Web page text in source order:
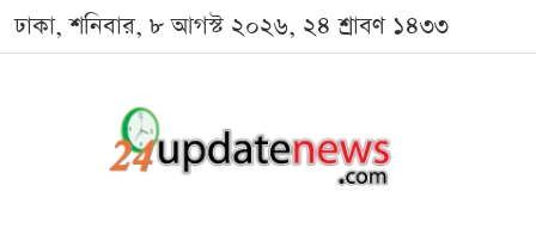
ঢাকা, শনিবার, ৮ আগস্ট ২০২৬, ২৪ শ্রাবণ ১৪৩৩